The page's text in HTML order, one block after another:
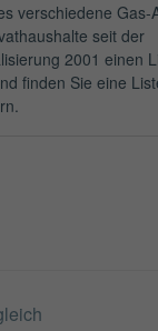
verschiedene Gas-
seit der
2001 einen
finden Sie eine